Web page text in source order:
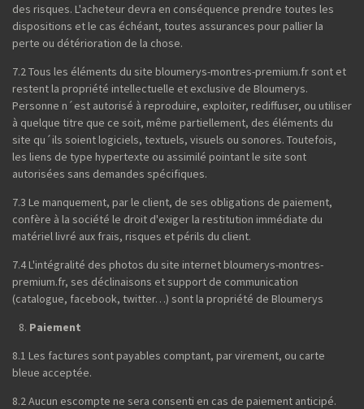
des risques. L'acheteur devra en conséquence prendre toutes les
dispositions et le cas échéant, toutes assurances pour pallier la
perte ou détérioration de la chose.
7.2 Tous les éléments du site bloumerys-montres-premium.fr sont et
restent la propriété intellectuelle et exclusive de Bloumerys.
Personne n´est autorisé à reproduire, exploiter, rediffuser, ou utiliser
à quelque titre que ce soit, même partiellement, des éléments du
site qu´ils soient logiciels, textuels, visuels ou sonores. Toutefois,
les liens de type hypertexte ou assimilé pointant le site sont
autorisées sans demandes spécifiques.
7.3 Le manquement, par le client, de ses obligations de paiement,
confère à la société le droit d'exiger la restitution immédiate du
matériel livré aux frais, risques et périls du client.
7.4 L'intégralité des photos du site internet bloumerys-montres-
premium.fr, ses déclinaisons et support de communication
(catalogue, facebook, twitter…) sont la propriété de Bloumerys
Paiement
8.1 Les factures sont payables comptant, par virement, ou carte
bleue acceptée.
8.2 Aucun escompte ne sera consenti en cas de paiement anticipé.